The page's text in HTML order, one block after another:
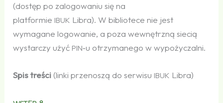
(dostęp po zalogowaniu się na
platformie IBUK Libra). W bibliotece nie jest
wymagane logowanie, a poza wewnętrzną siecią
wystarczy użyć PIN‑u otrzymanego w wypożyczalni.
Spis treści (linki przenoszą do serwisu IBUK Libra)